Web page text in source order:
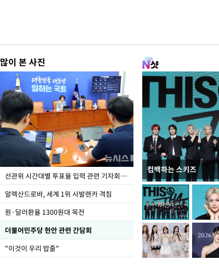
많이 본 사진
선관위 시간대별 투표율 입력 관련 기자회견하는 주진우 의원
알렉산드로바, 세계 1위 사발렌카 격침
원·달러환율 1300원대 목전
더불어민주당 현안 관련 간담회
"이것이 우리 밥줄"
컴백하는 스키즈
주유소 기름값 12주